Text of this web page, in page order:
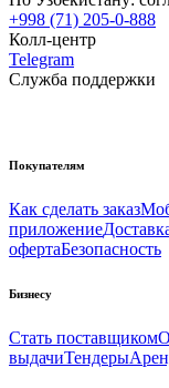
+998 (71) 205-0-888
Колл-центр
Telegram
Служба поддержки
Покупателям
Как сделать заказ
приложение
офертаБезопасность
Бизнесу
Стать поставщиком
выдачиТендеры